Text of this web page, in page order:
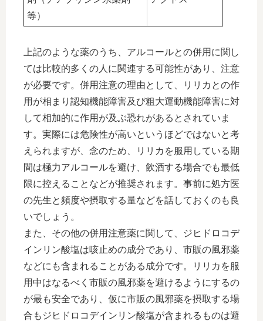
等）
上記のような薬のうち、アルコールとの併用に関し
ては比較的多くの人に関連する可能性があり、注意
が必要です。併用注意の理由として、リリカとの作
用が相まり認知機能障害及び粗大運動機能障害に対
して相加的に作用が及ぶ恐れがあるとされていま
す。実際には危険性が高いというほどではないと考
えられますが、念のため、リリカを服用している期
間は極力アルコールを避け、飲酒する場合でも最低
限に控えることなどが推奨されます。事前に処方医
の先生と頻度や摂取する量などを話しておくのも良
いでしょう。
また、その他の併用注意薬に関して、ジヒドロコデ
インリン酸塩は咳止めの成分であり、市販の風邪薬
などにも含まれることがある成分です。リリカを服
用中はなるべく市販の風邪薬を避けるようにするの
が最も安全であり、仮に市販の風邪薬を摂取する場
合もジヒドロコデインリン酸塩が含まれるものは避